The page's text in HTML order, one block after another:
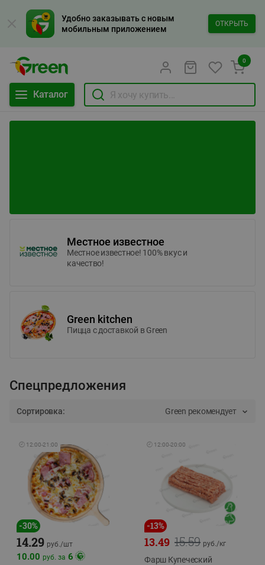
Удобно заказывать с новым
мобильным приложением
ОТКРЫТЬ
Каталог
0
Местное известное
Местное известное! 100% вкус и
качество!
Green kitchen
Пицца c доставкой в Green
Спецпредложения
Сортировка: Green рекомендует
🕘 12:00-21:00
-30%
14.29 руб./шт
10.00 руб. за 6
🕘 12:00-20:00
-13%
15.59
13.49 руб./кг
Фарш Купеческий